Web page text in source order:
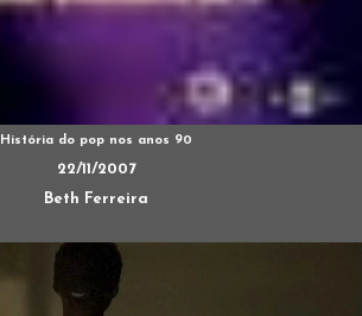
História do pop nos anos 90
22/11/2007
Beth Ferreira